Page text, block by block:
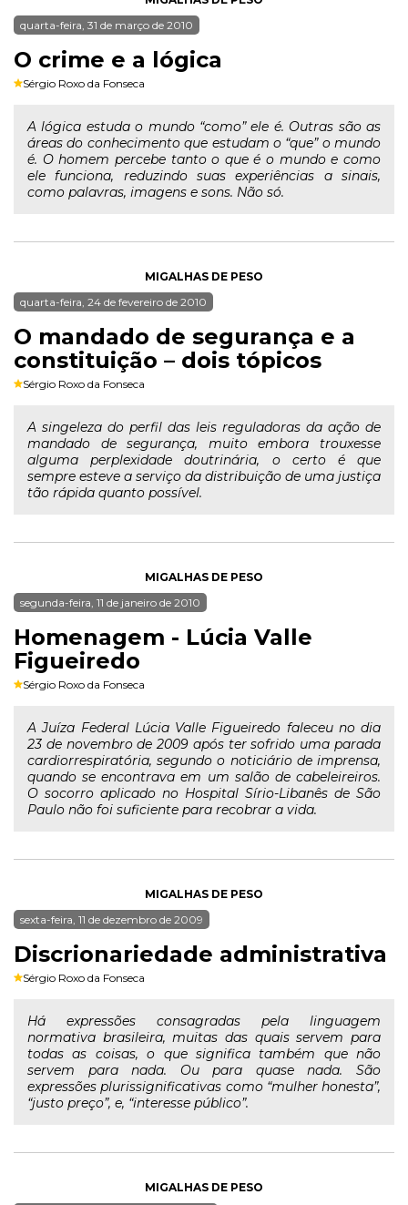
quarta-feira, 31 de março de 2010
O crime e a lógica
Sérgio Roxo da Fonseca
A lógica estuda o mundo “como” ele é. Outras são as
áreas do conhecimento que estudam o “que” o mundo
é. O homem percebe tanto o que é o mundo e como
ele funciona, reduzindo suas experiências a sinais,
como palavras, imagens e sons. Não só.
MIGALHAS DE PESO
quarta-feira, 24 de fevereiro de 2010
O mandado de segurança e a
constituição – dois tópicos
Sérgio Roxo da Fonseca
A singeleza do perfil das leis reguladoras da ação de
mandado de segurança, muito embora trouxesse
alguma perplexidade doutrinária, o certo é que
sempre esteve a serviço da distribuição de uma justiça
tão rápida quanto possível.
MIGALHAS DE PESO
segunda-feira, 11 de janeiro de 2010
Homenagem - Lúcia Valle
Figueiredo
Sérgio Roxo da Fonseca
A Juíza Federal Lúcia Valle Figueiredo faleceu no dia
23 de novembro de 2009 após ter sofrido uma parada
cardiorrespiratória, segundo o noticiário de imprensa,
quando se encontrava em um salão de cabeleireiros.
O socorro aplicado no Hospital Sírio-Libanês de São
Paulo não foi suficiente para recobrar a vida.
MIGALHAS DE PESO
sexta-feira, 11 de dezembro de 2009
Discrionariedade administrativa
Sérgio Roxo da Fonseca
Há expressões consagradas pela linguagem
normativa brasileira, muitas das quais servem para
todas as coisas, o que significa também que não
servem para nada. Ou para quase nada. São
expressões plurissignificativas como “mulher honesta”,
“justo preço”, e, “interesse público”.
MIGALHAS DE PESO